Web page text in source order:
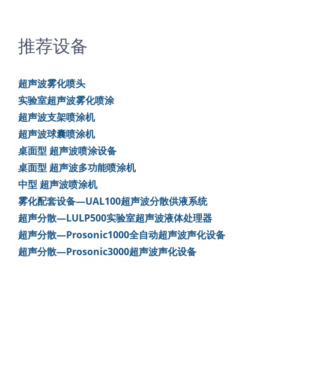
推荐设备
超声波雾化喷头
实验室超声波雾化喷涂
超声波支架喷涂机
超声波球囊喷涂机
桌面型 超声波喷涂设备
桌面型 超声波多功能喷涂机
中型 超声波喷涂机
雾化配套设备—UAL100超声波分散供液系统
超声分散—LULP500实验室超声波液体处理器
超声分散—Prosonic1000全自动超声波声化设备
超声分散—Prosonic3000超声波声化设备